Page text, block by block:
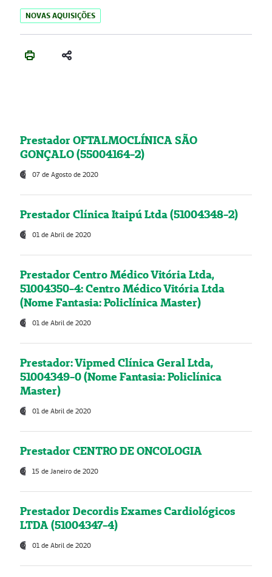
NOVAS AQUISIÇÕES
Prestador OFTALMOCLÍNICA SÃO
GONÇALO (55004164-2)
07 de Agosto de 2020
Prestador Clínica Itaipú Ltda (51004348-2)
01 de Abril de 2020
Prestador Centro Médico Vitória Ltda,
51004350-4: Centro Médico Vitória Ltda
(Nome Fantasia: Policlínica Master)
01 de Abril de 2020
Prestador: Vipmed Clínica Geral Ltda,
51004349-0 (Nome Fantasia: Policlínica
Master)
01 de Abril de 2020
Prestador CENTRO DE ONCOLOGIA
15 de Janeiro de 2020
Prestador Decordis Exames Cardiológicos
LTDA (51004347-4)
01 de Abril de 2020